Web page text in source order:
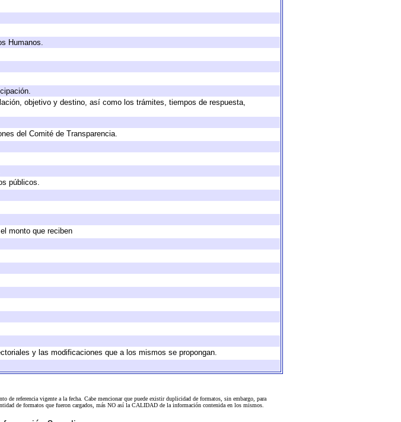
Humanos.
objetivo y destino, así como los trámites, tiempos de respuesta,
del Comité de Transparencia.
públicos.
monto que reciben
y las modificaciones que a los mismos se propongan.
de referenciavigente a la fecha. Cabe mencionar que puede existir duplicidad de formatos, sin embargo, para
de formatos que fueron cargados, más NO así la CALIDAD de la información contenida en los mismos.